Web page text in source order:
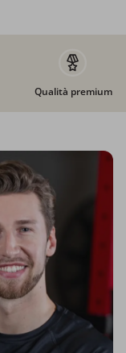
Qualità premium